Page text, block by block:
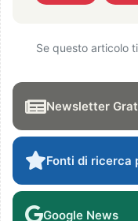
Se questo articolo
Newsletter
Fonti di ricerca
Google News